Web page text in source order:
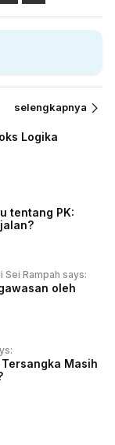
selengkapnya
Logika
tentang PK:
Rampah says:
oleh
Masih